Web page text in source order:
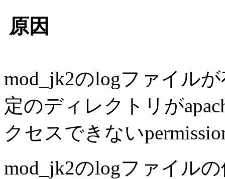
原因
mod_jk2のlogファイル
定のディレクトリが
クセスできない
mod_jk2のlogファイル